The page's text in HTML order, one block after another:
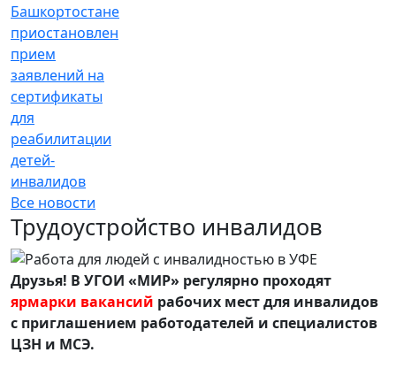
Башкортостане
приостановлен
прием
заявлений на
сертификаты
для
реабилитации
детей-
инвалидов
Все новости
Трудоустройство инвалидов
Друзья! В УГОИ «МИР» регулярно проходят
ярмарки вакансий рабочих мест для инвалидов
с приглашением работодателей и специалистов
ЦЗН и МСЭ.